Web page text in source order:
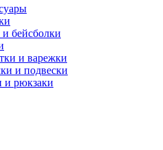
бейсболки
и варежки
и подвески
и рюкзаки